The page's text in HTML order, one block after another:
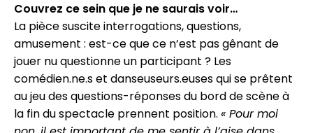
Couvrez ce sein que je ne saurais voir…
La pièce suscite interrogations, questions,
amusement : est-ce que ce n’est pas gênant de
jouer nu questionne un participant ? Les
comédien.ne.s et danseuseurs.euses qui se prêtent
au jeu des questions-réponses du bord de scène à
la fin du spectacle prennent position. « Pour moi